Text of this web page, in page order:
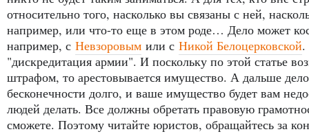
относительно того, насколько вы связаны с ней,
например, или что-то еще в этом роде… Дело может
например, с Невзоровым или с Никой Белоцерковской.
"дискредитация армии". И поскольку по этой статье
штрафом, то арестовывается имущество. А дальше
бесконечности долго, и ваше имущество будет вам
людей делать. Все должны обретать правовую
сможете. Поэтому читайте юристов, обращайтесь за